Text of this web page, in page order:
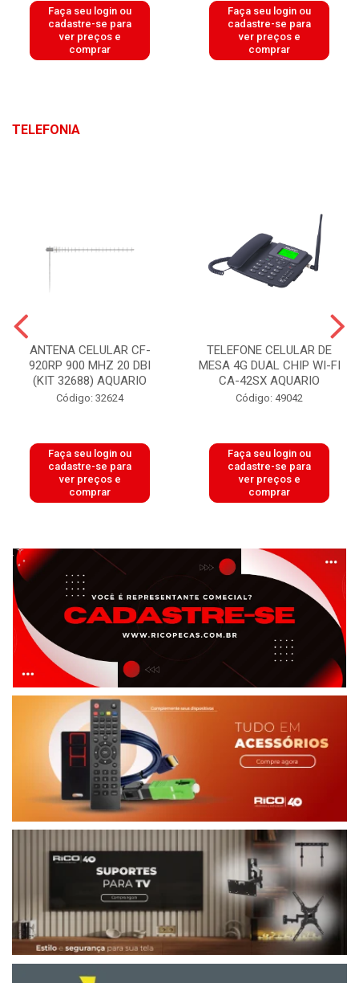
Faça seu login ou
cadastre-se para
ver preços e
comprar
Faça seu login ou
cadastre-se para
ver preços e
comprar
TELEFONIA
ANTENA CELULAR CF-
920RP 900 MHZ 20 DBI
(KIT 32688) AQUARIO
Código: 32624
Faça seu login ou
cadastre-se para
ver preços e
comprar
TELEFONE CELULAR DE
MESA 4G DUAL CHIP WI-FI
CA-42SX AQUARIO
Código: 49042
Faça seu login ou
cadastre-se para
ver preços e
comprar